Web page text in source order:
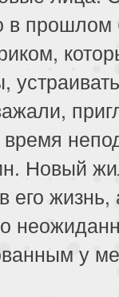
в
устраивать
Новый
его жизнь,
у